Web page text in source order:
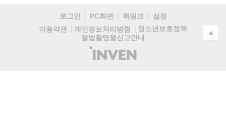
로그인 PC화면 퀵링크
설정
이용약관
개인정보처리방침
청소년보호정책
불법촬영물신고안내
(주)
인
▲